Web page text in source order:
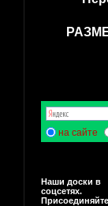
на сайте
Наши доски в
соцсетях.